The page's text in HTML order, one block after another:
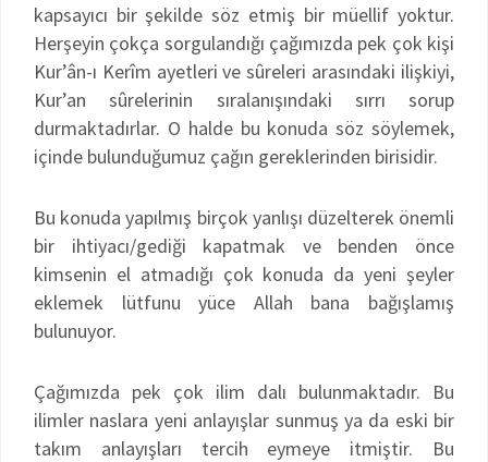
kapsayıcı bir şekilde söz etmiş bir müellif yoktur.
Herşeyin çokça sorgulandığı çağımızda pek çok kişi
Kur’ân-ı Kerîm ayetleri ve sûreleri arasındaki ilişkiyi,
Kur’an sûrelerinin sıralanışındaki sırrı sorup
durmaktadırlar. O halde bu konuda söz söylemek,
içinde bulunduğumuz çağın gereklerinden birisidir.
Bu konuda yapılmış birçok yanlışı düzelterek önemli
bir ihtiyacı/gediği kapatmak ve benden önce
kimsenin el atmadığı çok konuda da yeni şeyler
eklemek lütfunu yüce Allah bana bağışlamış
bulunuyor.
Çağımızda pek çok ilim dalı bulunmaktadır. Bu
ilimler naslara yeni anlayışlar sunmuş ya da eski bir
takım anlayışları tercih eymeye itmiştir. Bu